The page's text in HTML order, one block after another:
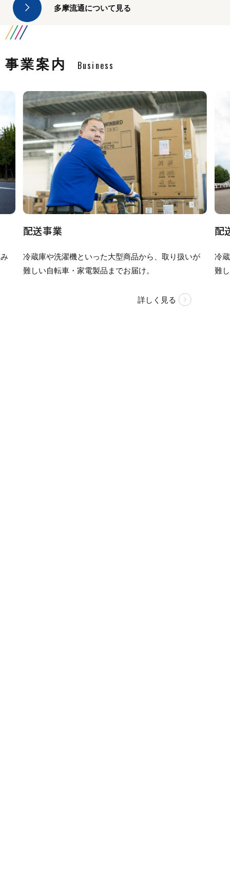
多摩流通について見る
事業案内
配送事業
冷蔵庫や洗濯機といった大型商品から、取り扱いが
難しい自転車・家電製品までお届け。
詳しく見る
配
冷
難